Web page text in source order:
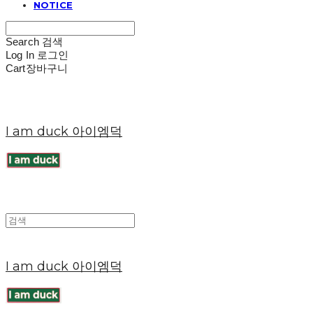
NOTICE
Search 검색
Log In 로그인
Cart장바구니
I am duck 아이엠덕
I am duck 아이엠덕